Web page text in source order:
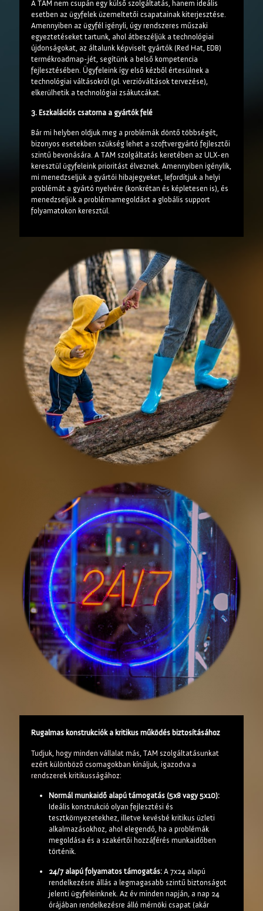
A TAM nem csupán egy külső szolgáltatás, hanem ideális
esetben az ügyfelek üzemeltetői csapatainak kiterjesztése.
Amennyiben az ügyfél igényli, úgy rendszeres műszaki
egyeztetéseket tartunk, ahol átbeszéljük a technológiai
újdonságokat, az általunk képviselt gyártók (Red Hat, EDB)
termékroadmap-jét, segítünk a belső kompetencia
fejlesztésében. Ügyfeleink így első kézből értesülnek a
technológiai váltásokról (pl. verzióváltások tervezése),
elkerülhetik a technológiai zsákutcákat.
3. Eszkalációs csatorna a gyártók felé
Bár mi helyben oldjuk meg a problémák döntő többségét,
bizonyos esetekben szükség lehet a szoftvergyártó fejlesztői
szintű bevonására. A TAM szolgáltatás keretében az ULX-en
keresztül ügyfeleink prioritást élveznek. Amennyiben igénylik,
mi menedzseljük a gyártói hibajegyeket, lefordítjuk a helyi
problémát a gyártó nyelvére (konkrétan és képletesen is), és
menedzseljük a problémamegoldást a globális support
folyamatokon keresztül.
Rugalmas konstrukciók a kritikus működés biztosításához
Tudjuk, hogy minden vállalat más, TAM szolgáltatásunkat
ezért különböző csomagokban kínáljuk, igazodva a
rendszerek kritikusságához:
Normál munkaidő alapú támogatás (5x8 vagy 5x10):
Ideális konstrukció olyan fejlesztési és
tesztkörnyezetekhez, illetve kevésbé kritikus üzleti
alkalmazásokhoz, ahol elegendő, ha a problémák
megoldása és a szakértői hozzáférés munkaidőben
történik.
24/7 alapú folyamatos támogatás: A 7x24 alapú
rendelkezésre állás a legmagasabb szintű biztonságot
jelenti ügyfeleinknek. Az év minden napján, a nap 24
órájában rendelkezésre álló mérnöki csapat (akár